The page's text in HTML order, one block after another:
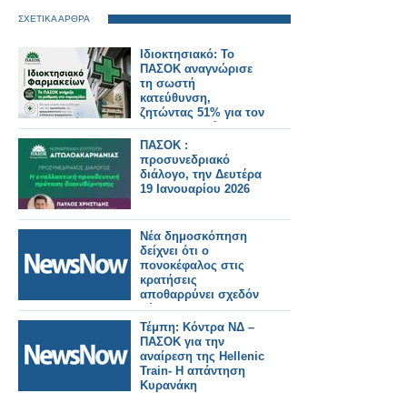
ΣΧΕΤΙΚΑ ΑΡΘΡΑ
Ιδιοκτησιακό: Το
ΠΑΣΟΚ αναγνώρισε
τη σωστή
κατεύθυνση,
ζητώντας 51% για τον
φαρμακοποιό
ΠΑΣΟΚ :
προσυνεδριακό
διάλογο, την Δευτέρα
19 Ιανουαρίου 2026
Νέα δημοσκόπηση
δείχνει ότι ο
πονοκέφαλος στις
κρατήσεις
αποθαρρύνει σχεδόν
δύο στους τρεις
ταξιδιώτες τρένων
μεγάλων αποστάσεων
Τέμπη: Κόντρα ΝΔ –
ΠΑΣΟΚ για την
αναίρεση της Hellenic
Train- Η απάντηση
Κυρανάκη